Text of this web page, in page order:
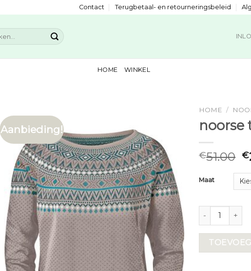
Contact Terugbetaal- en retourneringsbeleid
HOME WINKEL
Aanbieding!
HOME /
noorse
€51.00 €
Maat
noorse trui